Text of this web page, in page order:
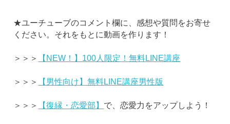
★ユーチューブのコメント欄に、感想や質問をお寄せ
ください。それをもとに動画を作ります！
＞＞＞ 【NEW！】100人限定！無料LINE講座
＞＞＞ 【男性向け】無料LINE講座男性版
＞＞＞ 【復縁・恋愛部】 で、恋愛力をアップしよう！